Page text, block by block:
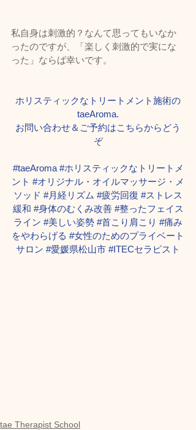
私自身は刺激的？なんて思ってもいなか
ったのですが、「楽しく刺激的で実にな
った」ならば幸いです。
ホリスティックなトリートメント施術の
taeAroma.
お問い合わせ＆ご予約はこちらからどう
ぞ
#taeAroma #ホリスティックなトリートメ
ント #オリジナル ・オイルマッサージ・メ
ソッド #月経リズム #疲労回復 #ストレス
緩和 #身体のむくみ改善 #整ったフェイス
ライン #美しい姿勢 #首こり肩こり #痛み
をやわらげる #女性のためのプライベート
サロン #愛媛県松山市 #ITECセラピスト
tae Therapist School